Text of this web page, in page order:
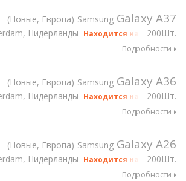
Новые, Европа Samsung Galaxy A37
200Шт.
Нидерланды Находится на gsmX Hong
Подробности
Новые, Европа Samsung Galaxy A36
200Шт.
Нидерланды Находится на gsmX Hong
Подробности
Новые, Европа Samsung Galaxy A26
200Шт.
Нидерланды Находится на gsmX Hong
Подробности